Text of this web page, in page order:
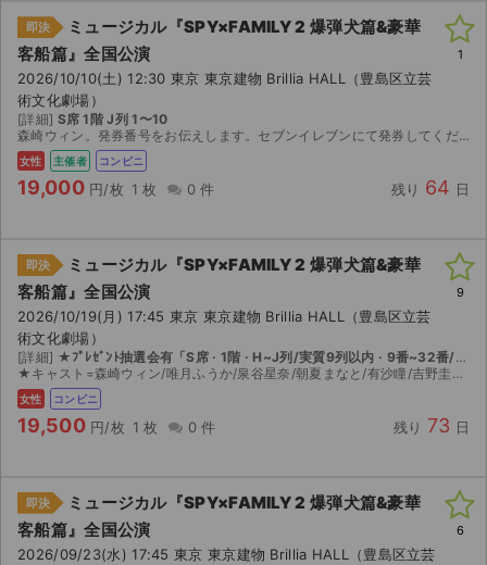
即決
ミュージカル『SPY×FAMILY 2 爆弾犬篇&豪華
客船篇』全国公演
2026/10/10(土) 12:30 東京 東京建物 Brillia HALL（豊島区立芸
術文化劇場）
[詳細] S席 1階 J列 1〜10
森崎ウィン。発券番号をお伝えします。セブンイレブンにて発券してください。
女性 主催者 コンビニ
19,000 円/枚 1 枚 0 件 残り 64 日
1
即決
ミュージカル『SPY×FAMILY 2 爆弾犬篇&豪華
客船篇』全国公演
2026/10/19(月) 17:45 東京 東京建物 Brillia HALL（豊島区立芸
術文化劇場）
[詳細] ★ﾌﾟﾚｾﾞﾝﾄ抽選会有「S席 · 1階 · H~J列/実質9列以内 · 9番~32番/サブセン 」☆発券可能になりましたら引き換え番号をご連絡致しますので、セブンイレブンで引き換え下さい
★キャスト=森崎ウィン/唯月ふうか/泉谷星奈/朝夏まなと/有沙瞳/吉野圭吾/他 ★公演中止時=チケジャムの手数料分を差し引いて、差額は返金致します
女性 コンビニ
19,500 円/枚 1 枚 0 件 残り 73 日
9
即決
ミュージカル『SPY×FAMILY 2 爆弾犬篇&豪華
客船篇』全国公演
2026/09/23(水) 17:45 東京 東京建物 Brillia HALL（豊島区立芸
6